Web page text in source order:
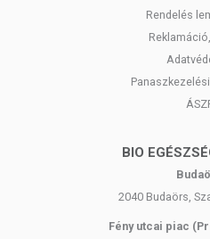
Rendelés
BIO
2040 Budaörs,
Fény utcai piac